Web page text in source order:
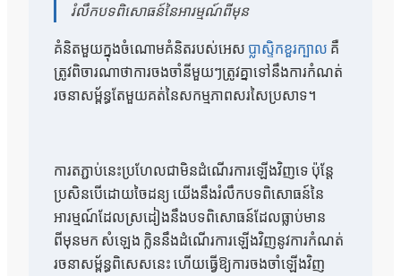
រំលឹកបទពិសោធន៍នៃអារម្មណ៍ពីមុន
គំនិតមួយក្នុងចំណោមគំនិតរបស់អេស ប្លាស្ទិកខួរក្បាល គឺ
ត្រូវពិចារណាថាការចងចាំនីមួយៗត្រូវគ្នាទៅនឹងការកំណត់
រចនាសម្ព័ន្ធតែមួយគត់នៃសកម្មភាពសរសៃប្រសាទ។
ការតភ្ជាប់នេះប្រហែលជាមិនដំណើរការឡើងវិញទេ ប៉ុន្តែ
ប្រសិនបើដោយចៃដន្យ យើងនឹងរំលឹកបទពិសោធន៍នៃ
អារម្មណ៍ដែលស្រដៀងនឹងបទពិសោធន៍ដែលធ្លាប់មាន
ពីមុនមក សំឡេង ក្លិននឹងដំណើរការឡើងវិញនូវការកំណត់
រចនាសម្ព័ន្ធពិសេសនេះ ហើយធ្វើឱ្យការចងចាំឡើងវិញ